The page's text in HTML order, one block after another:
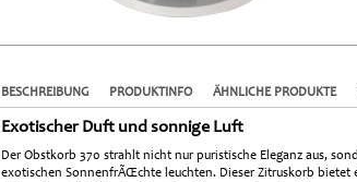
BESCHREIBUNG PRODUKTINFO ÄHNLICHE PRODUKTE
Exotischer Duft und sonnige Luft
Der Obstkorb 370 strahlt nicht nur puristische Eleganz aus,
exotischen SonnenfrÃŒchte leuchten. Dieser Zitruskorb